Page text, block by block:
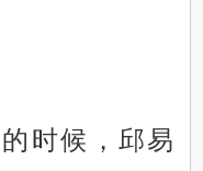
时候，邱易